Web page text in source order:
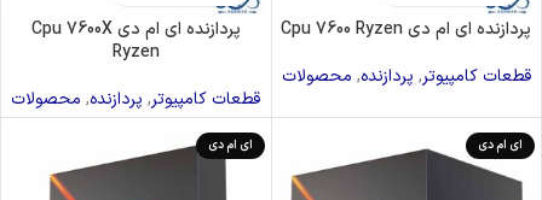
پردازنده ای ام دی Cpu 7600 Ryzen
قطعات کامپیوتر, پردازنده, محصولات
پردازنده ای ام دی Cpu 7600X
Ryzen
قطعات کامپیوتر, پردازنده, محصولات
ای ام دی ای ام دی